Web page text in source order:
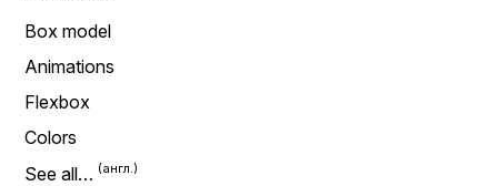
Box model
Animations
Flexbox
Colors
See all…